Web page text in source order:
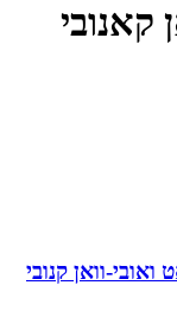
וואן קנובי